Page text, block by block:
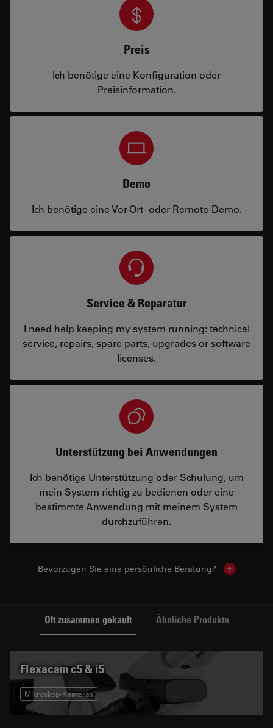
Preis
Ich benötige eine Konfiguration oder
Preisinformation.
Demo
Ich benötige eine Vor-Ort- oder Remote-Demo.
Service & Reparatur
I need help keeping my system running: technical
service, repairs, spare parts, upgrades or software
licenses.
Unterstützung bei Anwendungen
Ich benötige Unterstützung oder Schulung, um
mein System richtig zu bedienen oder eine
bestimmte Anwendung mit meinem System
durchzuführen.
Bevorzugen Sie eine persönliche Beratung? Show
Oft zusammen gekauft Ähnliche Produkte
Flexacam c5 & i5
Mikroskop-Kameras